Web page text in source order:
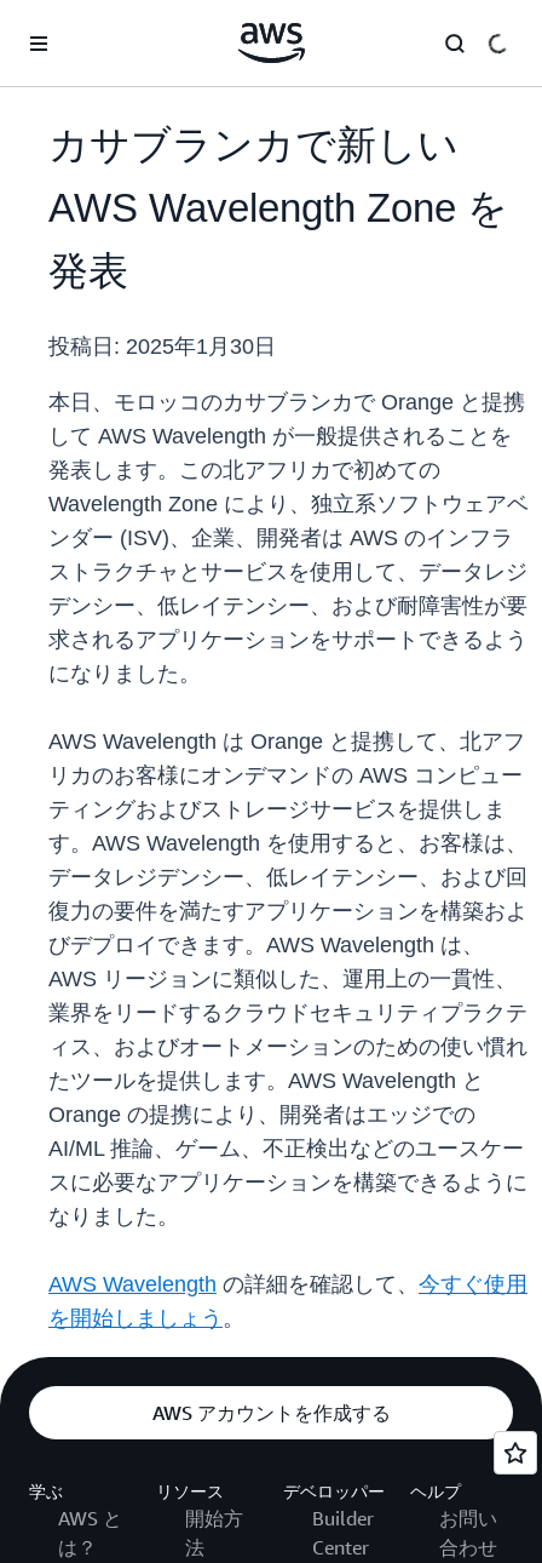
カサブランカで新しい
AWS Wavelength Zone を
発表
投稿日: 2025年1月30日
本日、モロッコのカサブランカで Orange と提携
して AWS Wavelength が一般提供されることを
発表します。この北アフリカで初めての
Wavelength Zone により、独立系ソフトウェアベ
ンダー (ISV)、企業、開発者は AWS のインフラ
ストラクチャとサービスを使用して、データレジ
デンシー、低レイテンシー、および耐障害性が要
求されるアプリケーションをサポートできるよう
になりました。
AWS Wavelength は Orange と提携して、北アフ
リカのお客様にオンデマンドの AWS コンピュー
ティングおよびストレージサービスを提供しま
す。AWS Wavelength を使用すると、お客様は、
データレジデンシー、低レイテンシー、および回
復力の要件を満たすアプリケーションを構築およ
びデプロイできます。AWS Wavelength は、
AWS リージョンに類似した、運用上の一貫性、
業界をリードするクラウドセキュリティプラクテ
ィス、およびオートメーションのための使い慣れ
たツールを提供します。AWS Wavelength と
Orange の提携により、開発者はエッジでの
AI/ML 推論、ゲーム、不正検出などのユースケー
スに必要なアプリケーションを構築できるように
なりました。
AWS Wavelength の詳細を確認して、 今すぐ使用
を開始しましょう 。
AWS アカウントを作成する
学ぶ
AWS と
は？
リソース
開始方
法
デベロッパー
Builder
Center
ヘルプ
お問い
合わせ